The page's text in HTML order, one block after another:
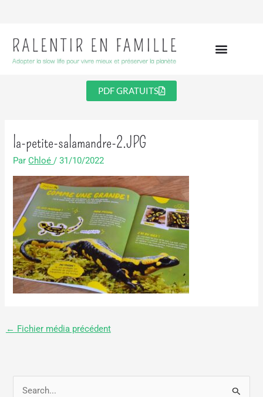
PDF GRATUITS
la-petite-salamandre-2.JPG
ParChloé/31/10/2022
← Fichier média précédent